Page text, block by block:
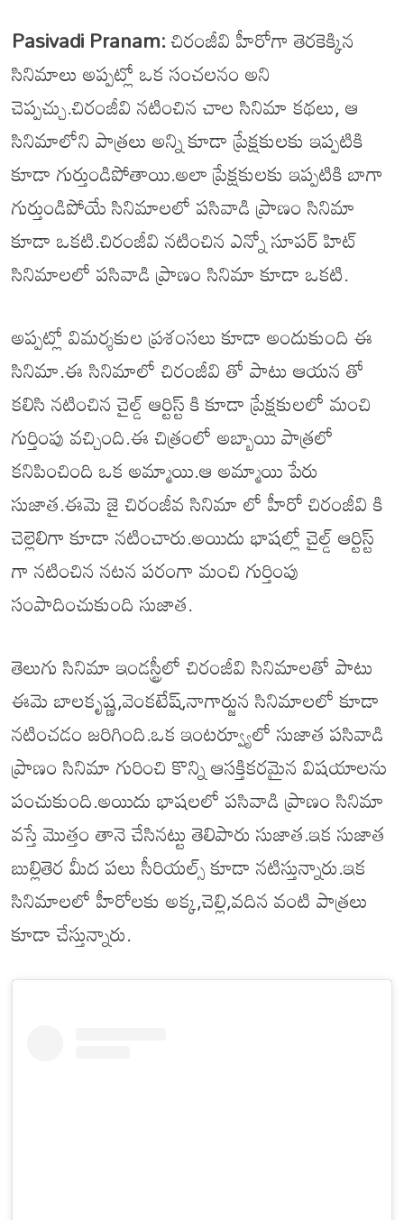
Pasivadi Pranam:చిరంజీవి హీరోగా తెరకెక్కిన
సినిమాలు అప్పట్లో ఒక సంచలనం అని
చెప్పచ్చు.చిరంజీవి నటించిన చాల సినిమా కథలు, ఆ
సినిమాలోని పాత్రలు అన్ని కూడా ప్రేక్షకులకు ఇప్పటికి
కూడా గుర్తుండిపోతాయి.అలా ప్రేక్షకులకు ఇప్పటికి బాగా
గుర్తుండిపోయే సినిమాలలో పసివాడి ప్రాణం సినిమా
కూడా ఒకటి.చిరంజీవి నటించిన ఎన్నో సూపర్ హిట్
సినిమాలలో పసివాడి ప్రాణం సినిమా కూడా ఒకటి.
అప్పట్లో విమర్శకుల ప్రశంసలు కూడా అందుకుంది ఈ
సినిమా.ఈ సినిమాలో చిరంజీవి తో పాటు ఆయన తో
కలిసి నటించిన చైల్డ్ ఆర్టిస్ట్ కి కూడా ప్రేక్షకులలో మంచి
గుర్తింపు వచ్చింది.ఈ చిత్రంలో అబ్బాయి పాత్రలో
కనిపించింది ఒక అమ్మాయి.ఆ అమ్మాయి పేరు
సుజాత.ఈమె జై చిరంజీవ సినిమా లో హీరో చిరంజీవి కి
చెల్లెలిగా కూడా నటించారు.అయిదు భాషల్లో చైల్డ్ ఆర్టిస్ట్
గా నటించిన నటన పరంగా మంచి గుర్తింపు
సంపాదించుకుంది సుజాత.
తెలుగు సినిమా ఇండస్ట్రీలో చిరంజీవి సినిమాలతో పాటు
ఈమె బాలకృష్ణ,వెంకటేష్,నాగార్జున సినిమాలలో కూడా
నటించడం జరిగింది.ఒక ఇంటర్వ్యూలో సుజాత పసివాడి
ప్రాణం సినిమా గురించి కొన్ని ఆసక్తికరమైన విషయాలను
పంచుకుంది.అయిదు భాషలలో పసివాడి ప్రాణం సినిమా
వస్తే మొత్తం తానె చేసినట్టు తెలిపారు సుజాత.ఇక సుజాత
బుల్లితెర మీద పలు సీరియల్స్ కూడా నటిస్తున్నారు.ఇక
సినిమాలలో హీరోలకు అక్క,చెల్లి,వదిన వంటి పాత్రలు
కూడా చేస్తున్నారు.